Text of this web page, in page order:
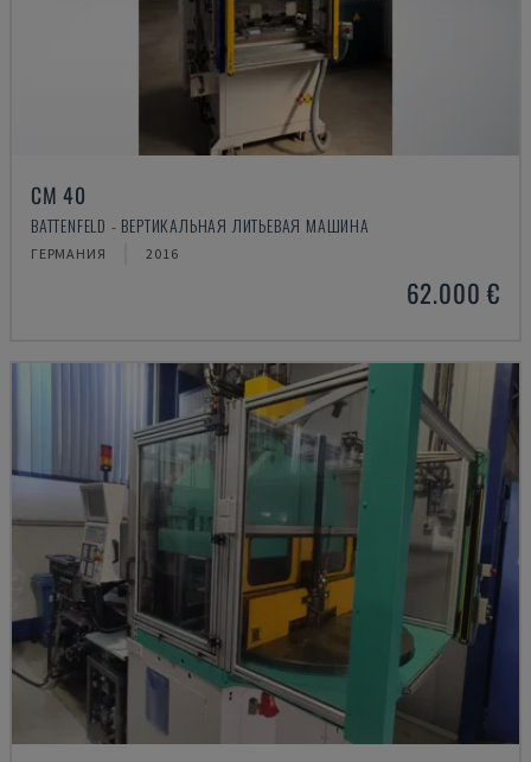
CM 40
BATTENFELD - ВЕРТИКАЛЬНАЯ ЛИТЬЕВАЯ МАШИНА
ГЕРМАНИЯ 2016
62.000 €